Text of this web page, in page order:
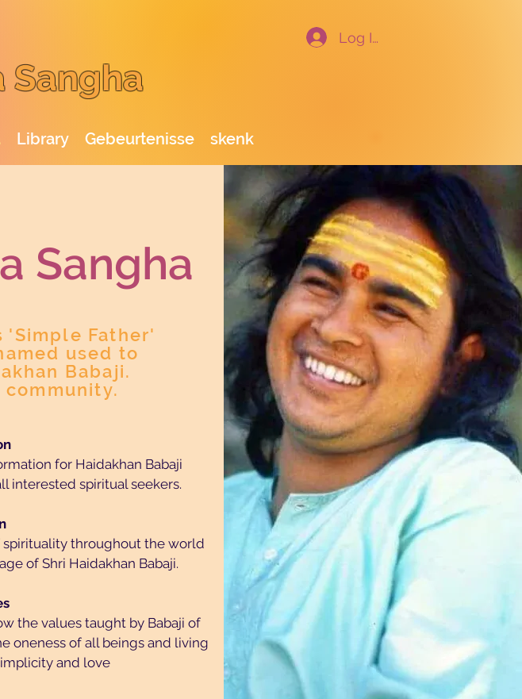
Sangha
Log In
Library Gebeurtenisse skenk
Sangha
'Simple Father'
used to
Babaji.
community.
for Haidakhan Babaji
interested spiritual seekers.
throughout the world
of Shri Haidakhan Babaji.
the values taught by Babaji of
oneness of all beings and living
and love